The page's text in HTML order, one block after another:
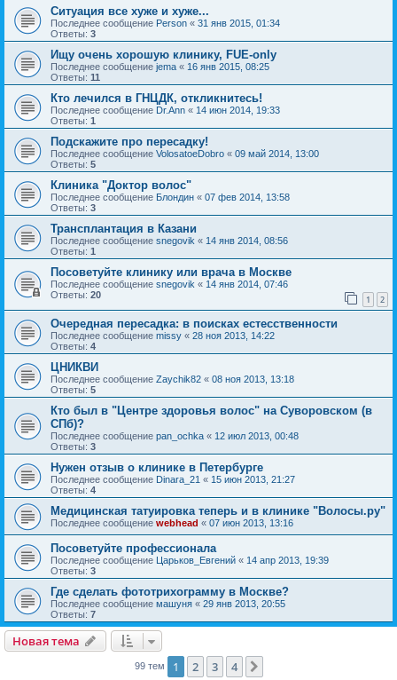
Ситуация все хуже и хуже...
Последнее сообщение Person « 31 янв 2015, 01:34
Ответы: 3
Ищу очень хорошую клинику, FUE-only
Последнее сообщение jema « 16 янв 2015, 08:25
Ответы: 11
Кто лечился в ГНЦДК, откликнитесь!
Последнее сообщение Dr.Ann « 14 июн 2014, 19:33
Ответы: 1
Подскажите про пересадку!
Последнее сообщение VolosatoeDobro « 09 май 2014, 13:00
Ответы: 5
Клиника "Доктор волос"
Последнее сообщение Блондин « 07 фев 2014, 13:58
Ответы: 3
Трансплантация в Казани
Последнее сообщение snegovik « 14 янв 2014, 08:56
Ответы: 1
Посоветуйте клинику или врача в Москве
Последнее сообщение snegovik « 14 янв 2014, 07:46
Ответы: 20 1 2
Очередная пересадка: в поисках естесственности
Последнее сообщение missy « 28 ноя 2013, 14:22
Ответы: 4
ЦНИКВИ
Последнее сообщение Zaychik82 « 08 ноя 2013, 13:18
Ответы: 5
Кто был в "Центре здоровья волос" на Суворовском (в
СПб)?
Последнее сообщение pan_ochka « 12 июл 2013, 00:48
Ответы: 3
Нужен отзыв о клинике в Петербурге
Последнее сообщение Dinara_21 « 15 июн 2013, 21:27
Ответы: 4
Медицинская татуировка теперь и в клинике "Волосы.ру"
Последнее сообщение webhead « 07 июн 2013, 13:16
Посоветуйте профессионала
Последнее сообщение Царьков_Евгений « 14 апр 2013, 19:39
Ответы: 3
Где сделать фототрихограмму в Москве?
Последнее сообщение машуня « 29 янв 2013, 20:55
Ответы: 7
Новая тема
99 тем 1 2 3 4